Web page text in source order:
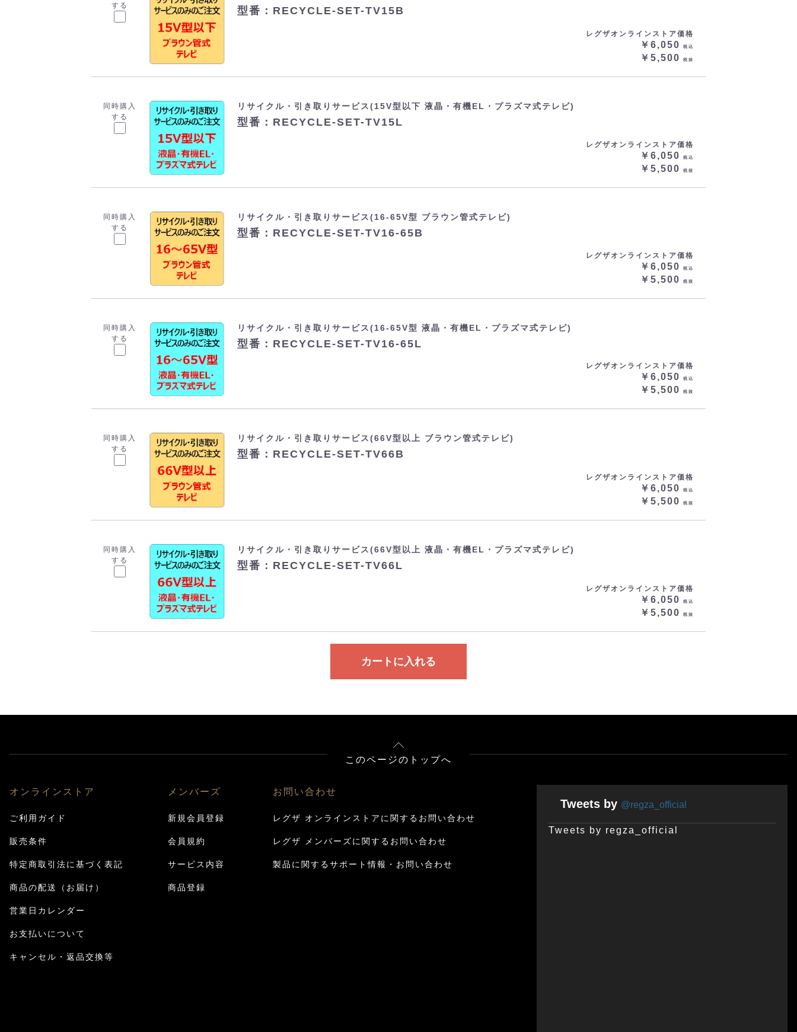
レグザオンラインストア価格
￥6,050 税込
￥5,500 税抜
する
型番：RECYCLE-SET-TV15B
レグザオンラインストア価格
￥6,050 税込
￥5,500 税抜
同時購入
する
リサイクル・引き取りサービス(15V型以下 液晶・有機EL・プラズマ式テレビ)
型番：RECYCLE-SET-TV15L
レグザオンラインストア価格
￥6,050 税込
￥5,500 税抜
同時購入
する
リサイクル・引き取りサービス(16-65V型 ブラウン管式テレビ)
型番：RECYCLE-SET-TV16-65B
レグザオンラインストア価格
￥6,050 税込
￥5,500 税抜
同時購入
する
リサイクル・引き取りサービス(16-65V型 液晶・有機EL・プラズマ式テレビ)
型番：RECYCLE-SET-TV16-65L
レグザオンラインストア価格
￥6,050 税込
￥5,500 税抜
同時購入
する
リサイクル・引き取りサービス(66V型以上 ブラウン管式テレビ)
型番：RECYCLE-SET-TV66B
レグザオンラインストア価格
￥6,050 税込
￥5,500 税抜
同時購入
する
リサイクル・引き取りサービス(66V型以上 液晶・有機EL・プラズマ式テレビ)
型番：RECYCLE-SET-TV66L
カートに入れる
このページのトップへ
オンラインストア
ご利用ガイド
販売条件
特定商取引法に基づく表記
商品の配送（お届け）
営業日カレンダー
お支払いについて
キャンセル・返品交換等
メンバーズ
新規会員登録
会員規約
サービス内容
商品登録
お問い合わせ
レグザ オンラインストアに関するお問い合わせ
レグザ メンバーズに関するお問い合わせ
製品に関するサポート情報・お問い合わせ
Tweets by @regza_official
Tweets by regza_official